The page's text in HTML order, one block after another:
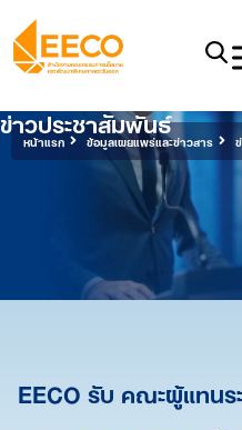
หน้าแรก ข้อมูลเผยแพร่และข่าวสาร
ข่าวประชาสัมพันธ์
EECO รับ คณะผู้แทน